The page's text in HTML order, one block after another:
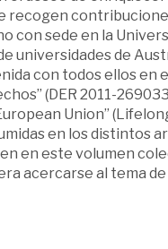
recogen
sede en la
de
con todos ellos en
(DER 2011-
Union”
en los distintos
en este volumen
acercarse al tema